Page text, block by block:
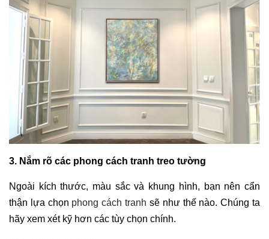
3. Nắm rõ các phong cách tranh treo tường
Ngoài kích thước, màu sắc và khung hình, bạn nên cẩn
thận lựa chọn phong cách tranh sẽ như thế nào. Chúng ta
hãy xem xét kỹ hơn các tùy chọn chính.